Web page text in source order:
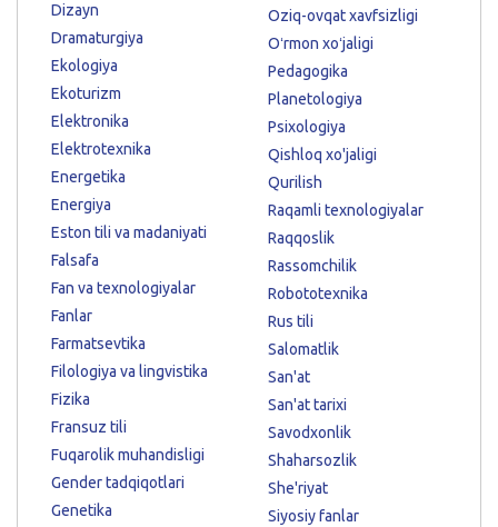
Dizayn
Dramaturgiya
Ekologiya
Ekoturizm
Elektronika
Elektrotexnika
Energetika
Energiya
Eston tili va madaniyati
Falsafa
Fan va texnologiyalar
Fanlar
Farmatsevtika
Filologiya va lingvistika
Fizika
Fransuz tili
Fuqarolik muhandisligi
Gender tadqiqotlari
Genetika
Oziq-ovqat xavfsizligi
Oʻrmon xoʻjaligi
Pedagogika
Planetologiya
Psixologiya
Qishloq xo'jaligi
Qurilish
Raqamli texnologiyalar
Raqqoslik
Rassomchilik
Robototexnika
Rus tili
Salomatlik
San'at
San'at tarixi
Savodxonlik
Shaharsozlik
She'riyat
Siyosiy fanlar